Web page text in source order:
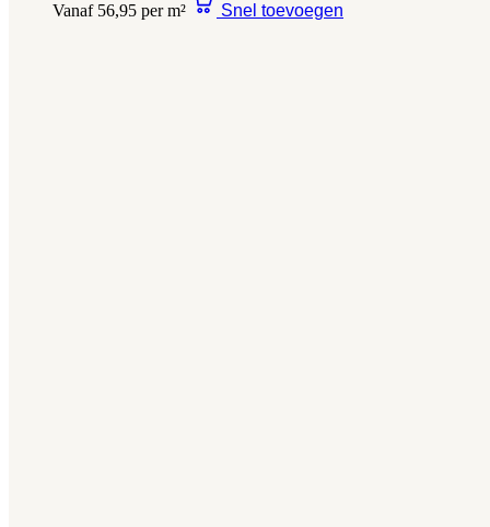
Vanaf 56,95 per m² Snel toevoegen